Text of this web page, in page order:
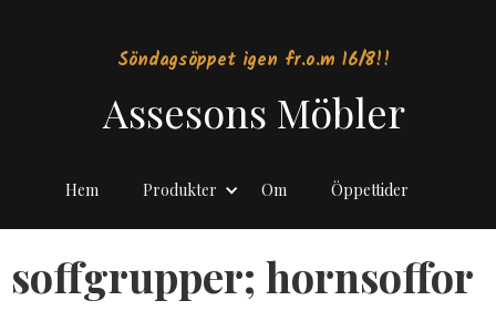
Söndagsöppet igen fr.o.m 16/8!!
Assesons Möbler
Hem Produkter Om Öppettider
soffgrupper; hornsoffor